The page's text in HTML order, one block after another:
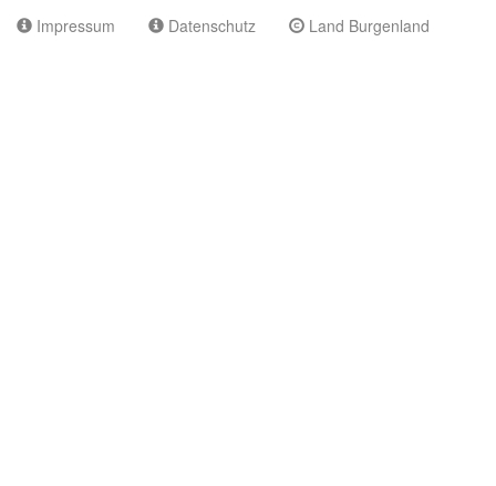
Impressum Datenschutz Land Burgenland